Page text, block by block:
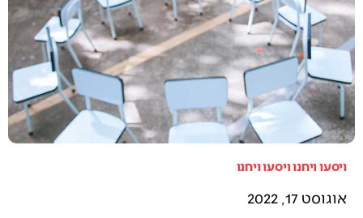
ויסעו ויחנו ויסעו ויחנו
אוגוסט 17, 2022